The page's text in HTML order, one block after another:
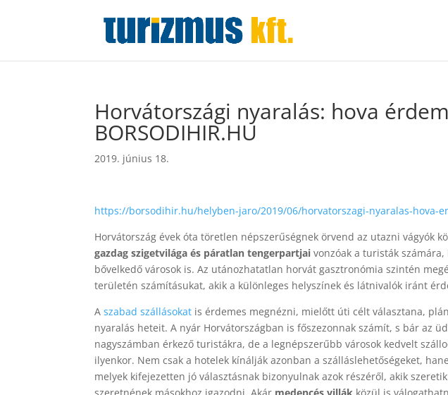
Horvátországi nyaralás: hova
BORSODIHIR.HU
2019. június 18.
https://borsodihir.hu/helyben-jaro/2019/06/horvatorszagi-nyaralas-hova-
Horvátország évek óta töretlen népszerűségnek örvend az utazni vágyók
gazdag szigetvilága és páratlan tengerpartjaivonzóak a turisták
bővelkedő városok is. Az utánozhatatlan horvát gasztronómia szintén
területén számításukat, akik a különleges helyszínek és látnivalók iránt
Aszabad szállásokat is érdemes megnézni, mielőtt úti célt választana,
nyaralás heteit. A nyár Horvátországban is főszezonnak számít, s bár az
nagyszámban érkező turistákra, de a legnépszerűbb városok kedvelt
ilyenkor. Nem csak a hotelek kínálják azonban a szálláslehetőségeket,
melyek kifejezetten jó választásnak bizonyulnak azok részéről, akik